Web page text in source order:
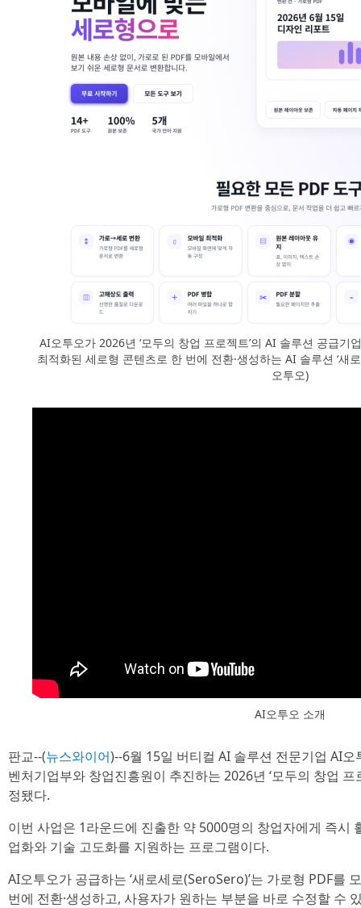
AI오투오가 2026년 ‘모두의 창업 프로젝트’의 AI 솔루션 공급기
최적화된 세로형 콘텐츠로 한 번에 전환·생성하는 AI 솔루션 ‘새
오투오)
AI오투오 소개
판교--(뉴스와이어)--6월 15일 버티컬 AI 솔루션 전문기업 AI
벤처기업부와 창업진흥원이 추진하는 2026년 ‘모두의 창업
정됐다.
이번 사업은 1라운드에 진출한 약 5000명의 창업자에게 즉시
업화와 기술 고도화를 지원하는 프로그램이다.
AI오투오가 공급하는 ‘새로세로(SeroSero)’는 가로형 PDF를
번에 전환·생성하고, 사용자가 원하는 부분을 바로 수정할 수